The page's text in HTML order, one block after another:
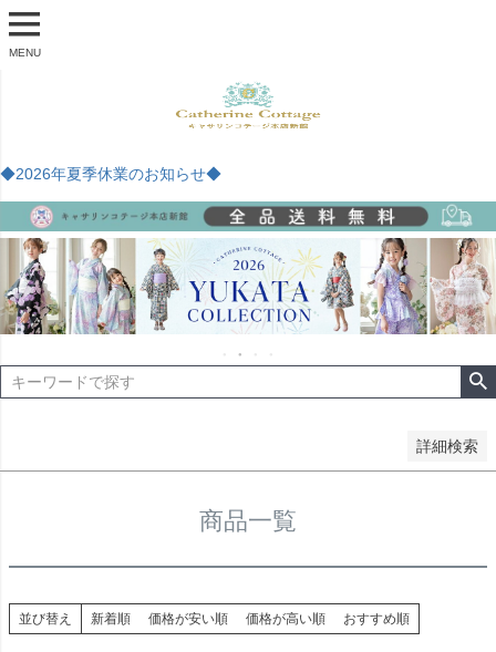
MENU
◆2026年夏季休業のお知らせ◆
詳細検索
新着順
登録順
価格が安い順
価格が高い順
優先度順
レビュー順
検索
商品一覧
並び替え 新着順 価格が安い順 価格が高い順 おすすめ順